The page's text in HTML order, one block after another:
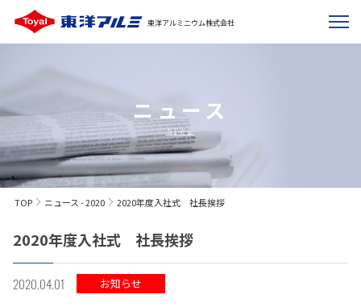
東洋アルミニウム株式会社
ニュース
NEWS
TOP ニュース - 2020 2020年度入社式 社長挨拶
2020年度入社式 社長挨拶
2020.04.01 お知らせ